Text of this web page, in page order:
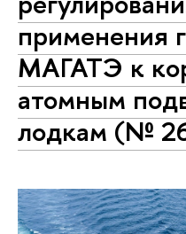
применения
МАГАТЭ к
атомным
лодкам (№